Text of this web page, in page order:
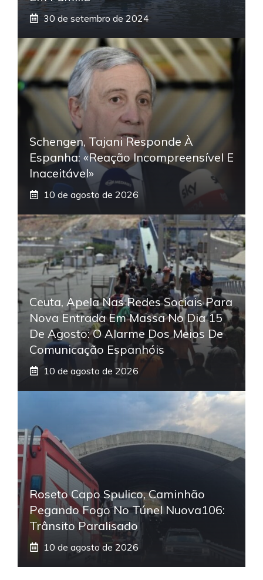
30 de setembro de 2024
Schengen, Tajani Responde À
Espanha: «Reação Incompreensível E
Inaceitável»
10 de agosto de 2026
Ceuta, Apela Nas Redes Sociais Para
Nova Entrada Em Massa No Dia 15
De Agosto: O Alarme Dos Meios De
Comunicação Espanhóis
10 de agosto de 2026
Roseto Capo Spulico, Caminhão
Pegando Fogo No Túnel Nuova106:
Trânsito Paralisado
10 de agosto de 2026